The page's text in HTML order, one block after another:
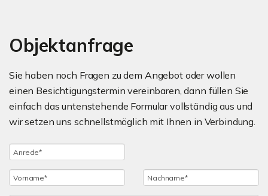
Objektanfrage
Sie haben noch Fragen zu dem Angebot oder wollen
einen Besichtigungstermin vereinbaren, dann füllen Sie
einfach das untenstehende Formular vollständig aus und
wir setzen uns schnellstmöglich mit Ihnen in Verbindung.